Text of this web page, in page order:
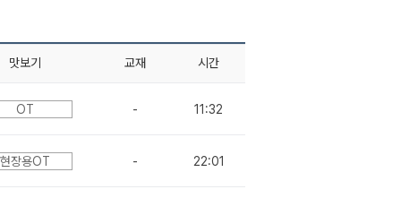
맛보기 교재 시간
OT - 11:32
현장용OT - 22:01